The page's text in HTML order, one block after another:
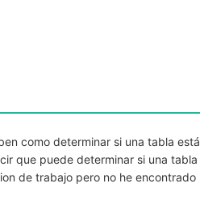
como determinar si una tabla
que puede determinar si una
de trabajo pero no he